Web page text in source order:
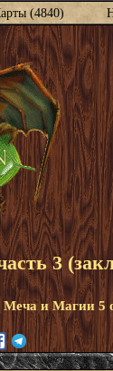
(4840)
3
Меча и Магии 5